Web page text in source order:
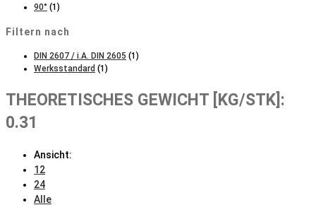
90° (1)
Filtern nach
DIN 2607 / i.A. DIN 2605 (1)
Werksstandard (1)
THEORETISCHES GEWICHT [KG/STK]:
0.31
Ansicht:
12
24
Alle